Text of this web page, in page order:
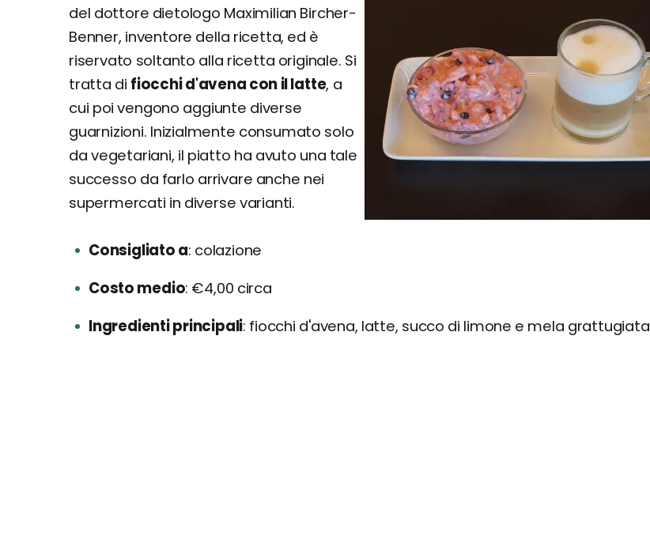
del dottore dietologo Maximilian Bircher-
Benner, inventore della ricetta, ed è
riservato soltanto alla ricetta originale. Si
tratta di fiocchi d'avena con il latte, a
cui poi vengono aggiunte diverse
guarnizioni. Inizialmente consumato solo
da vegetariani, il piatto ha avuto una tale
successo da farlo arrivare anche nei
supermercati in diverse varianti.
Consigliato a colazione
Costo medio €4,00 circa
Ingredienti principali fiocchi d'avena, latte, succo di limone e mela grattugiata